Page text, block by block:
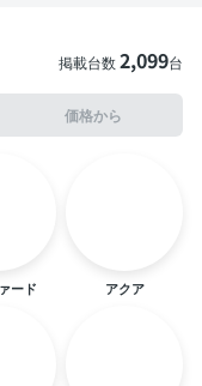
掲載台数2,099台
価格から
ード アクア